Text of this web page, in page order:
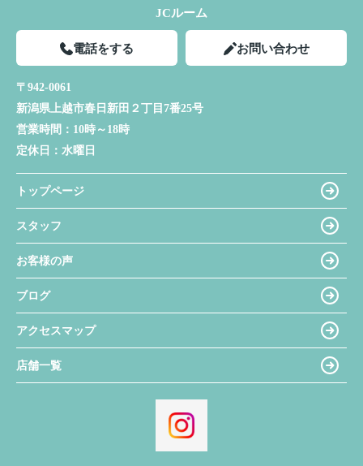
JCルーム
電話をする お問い合わせ
〒942-0061
新潟県上越市春日新田２丁目7番25号
営業時間： 10時～18時
定休日： 水曜日
トップページ
スタッフ
お客様の声
ブログ
アクセスマップ
店舗一覧